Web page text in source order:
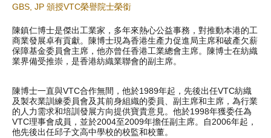
GBS, JP 頒授VTC榮譽院士榮銜
陳鎮仁博士是傑出工業家，多年來熱心公益事務，對推動本港的工
商業發展卓有貢獻。陳博士現為香港生產力促進局主席和破產欠薪
保障基金委員會主席，他亦曾任香港工業總會主席。陳博士在紡織
業界備受推崇，是香港紡織業聯會的副主席。
陳博士一直與VTC合作無間，他於1989年起，先後出任VTC紡織
及製衣業訓練委員會及其前身組織的委員、副主席和主席，為行業
的人力需求和培訓發展方向提供寶貴意見。他於1998年獲委任為
VTC理事會成員，並於2004至2009年擔任副主席。自2006年起，
他先後出任邱子文高中學校的校監和校董。